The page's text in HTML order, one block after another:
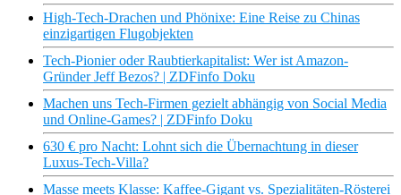
High-Tech-Drachen und Phönixe: Eine Reise zu Chinas
einzigartigen Flugobjekten
Tech-Pionier oder Raubtierkapitalist: Wer ist Amazon-
Gründer Jeff Bezos? | ZDFinfo Doku
Machen uns Tech-Firmen gezielt abhängig von Social Media
und Online-Games? | ZDFinfo Doku
630 € pro Nacht: Lohnt sich die Übernachtung in dieser
Luxus-Tech-Villa?
Masse meets Klasse: Kaffee-Gigant vs. Spezialitäten-Rösterei